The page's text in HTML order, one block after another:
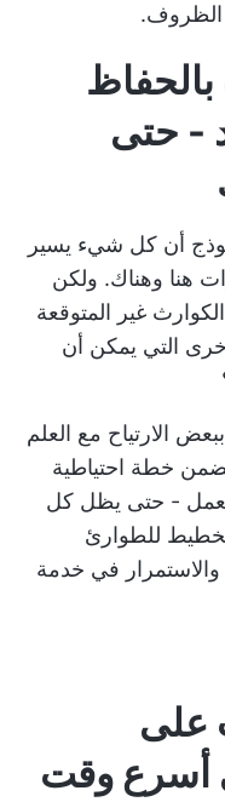
الظروف.
- حتى
أن كل شيء يسير
هنا وهناك. ولكن
غير المتوقعة
التي يمكن أن
الارتياح مع العلم
خطة احتياطية
- حتى يظل كل
للطوارئ
في خدمة
على
أسرع وقت